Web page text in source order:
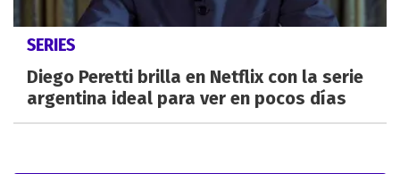
SERIES
Diego Peretti brilla en Netflix con la serie
argentina ideal para ver en pocos días